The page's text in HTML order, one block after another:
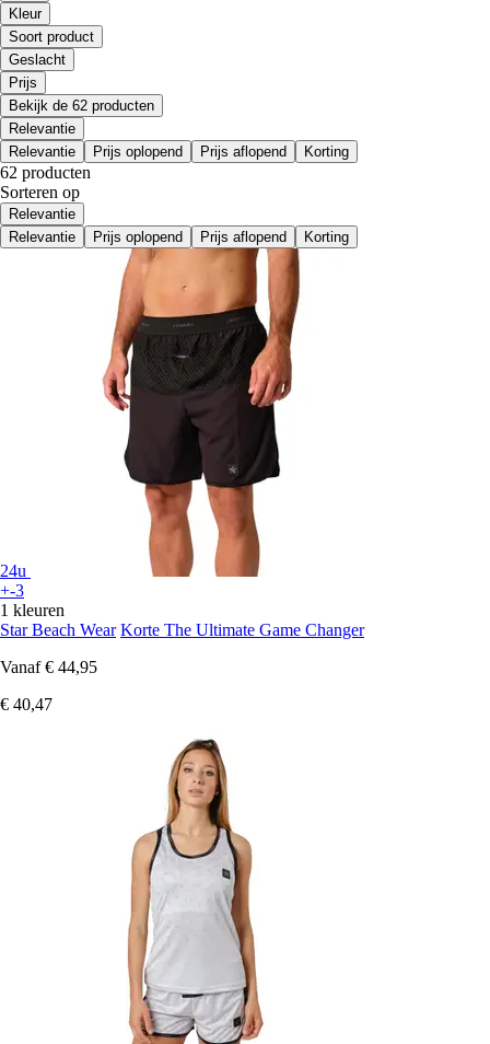
Kleur
Soort product
Geslacht
Prijs
Bekijk de 62 producten
Relevantie
Relevantie
Prijs oplopend Prijs aflopend Korting
62 producten
Sorteren op
Relevantie
Relevantie
Prijs oplopend Prijs aflopend Korting
24u
+-3
1 kleuren
Star Beach Wear Korte The Ultimate Game Changer
Vanaf € 44,95
€ 40,47